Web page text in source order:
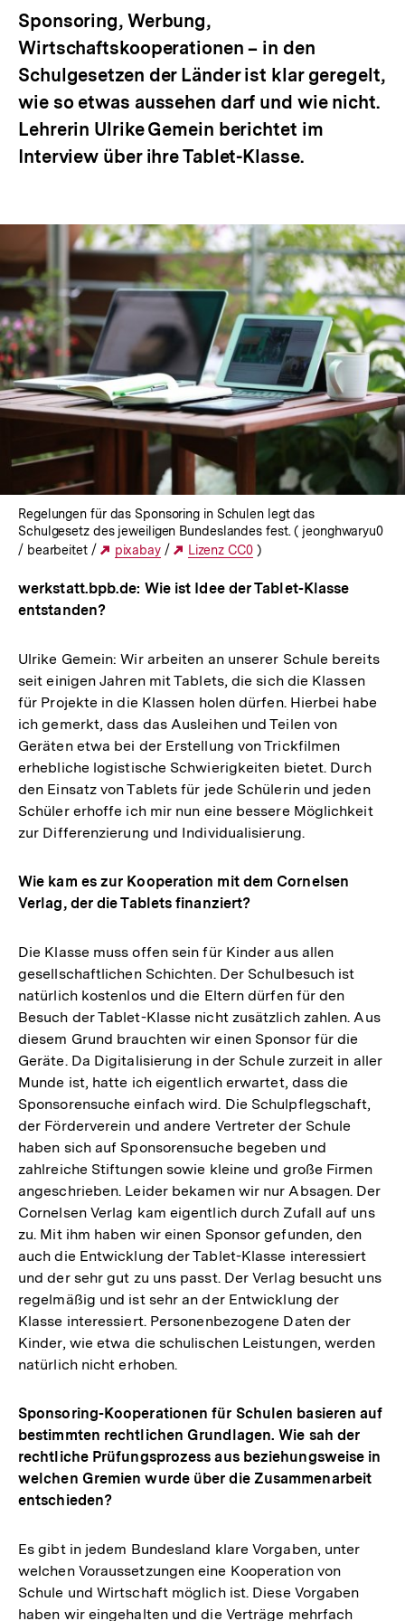
Sponsoring, Werbung,
Wirtschaftskooperationen – in den
Schulgesetzen der Länder ist klar geregelt,
wie so etwas aussehen darf und wie nicht.
Lehrerin Ulrike Gemein berichtet im
Interview über ihre Tablet-Klasse.
Regelungen für das Sponsoring in Schulen legt das
Schulgesetz des jeweiligen Bundeslandes fest. ( jeonghwaryu0
/ bearbeitet /
Externer
pixabay/
Externer
Lizenz CC0)
werkstatt.bpb.de: Wie ist Idee der Tablet-Klasse
entstanden?
Ulrike Gemein: Wir arbeiten an unserer Schule bereits
seit einigen Jahren mit Tablets, die sich die Klassen
für Projekte in die Klassen holen dürfen. Hierbei habe
ich gemerkt, dass das Ausleihen und Teilen von
Geräten etwa bei der Erstellung von Trickfilmen
erhebliche logistische Schwierigkeiten bietet. Durch
den Einsatz von Tablets für jede Schülerin und jeden
Schüler erhoffe ich mir nun eine bessere Möglichkeit
zur Differenzierung und Individualisierung.
Wie kam es zur Kooperation mit dem Cornelsen
Verlag, der die Tablets finanziert?
Die Klasse muss offen sein für Kinder aus allen
gesellschaftlichen Schichten. Der Schulbesuch ist
natürlich kostenlos und die Eltern dürfen für den
Besuch der Tablet-Klasse nicht zusätzlich zahlen. Aus
diesem Grund brauchten wir einen Sponsor für die
Geräte. Da Digitalisierung in der Schule zurzeit in aller
Munde ist, hatte ich eigentlich erwartet, dass die
Sponsorensuche einfach wird. Die Schulpflegschaft,
der Förderverein und andere Vertreter der Schule
haben sich auf Sponsorensuche begeben und
zahlreiche Stiftungen sowie kleine und große Firmen
angeschrieben. Leider bekamen wir nur Absagen. Der
Cornelsen Verlag kam eigentlich durch Zufall auf uns
zu. Mit ihm haben wir einen Sponsor gefunden, den
auch die Entwicklung der Tablet-Klasse interessiert
und der sehr gut zu uns passt. Der Verlag besucht uns
regelmäßig und ist sehr an der Entwicklung der
Klasse interessiert. Personenbezogene Daten der
Kinder, wie etwa die schulischen Leistungen, werden
natürlich nicht erhoben.
Sponsoring-Kooperationen für Schulen basieren auf
bestimmten rechtlichen Grundlagen. Wie sah der
rechtliche Prüfungsprozess aus beziehungsweise in
welchen Gremien wurde über die Zusammenarbeit
entschieden?
Es gibt in jedem Bundesland klare Vorgaben, unter
welchen Voraussetzungen eine Kooperation von
Schule und Wirtschaft möglich ist. Diese Vorgaben
haben wir eingehalten und die Verträge mehrfach